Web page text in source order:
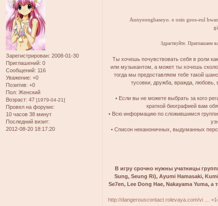
Зарегистрирован: 2008-01-30
Приглашений: 0
Сообщений: 116
Уважение: +0
Позитив: +0
Пол: Женский
Возраст: 47 [1979-04-21]
Провел на форуме:
10 часов 38 минут
Последний визит:
2012-08-20 18:17:20
Annyeonghaseyo. e osin geos-eul
Здраствуйте. Приглашаем
Ты хочешь почувствовать себя в роли
или музыкантом, а может ты хочешь
тогда мы предоставляем тебе такой
тусовки, дружба, вражда, любовь,
• Если вы не можете выбрать за кого
краткой биографией вам
• Всю информацию по сложившимся
• Списон неканоничных, выдуманных
В игру срочно нужны учатницы
Sung, Seung Ri), Ayumi Hamasaki,
Se7en, Lee Dong Hae, Nakayama Yuma,
http://dangerouscontact.rolevaya.com/vi …